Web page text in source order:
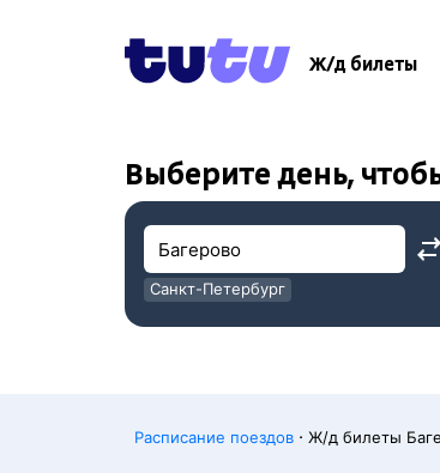
Ж/д билеты
Выберите день,
Санкт-Петербург
Расписание поездов · Ж/д билеты